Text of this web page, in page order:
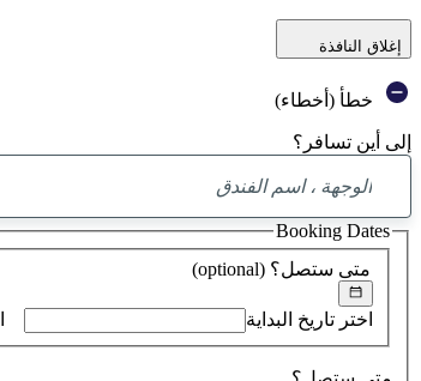
إغلاق النافذة
خطأ (أخطاء)
إلى أين تسافر؟
متى ستصل؟ (optional)
اختر تاريخ البداية
Booking Dates